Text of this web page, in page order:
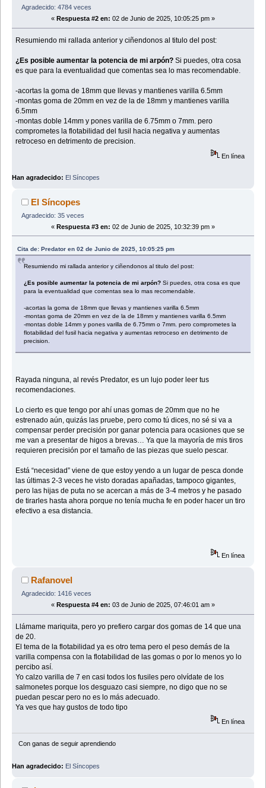
Agradecido: 4784 veces
« Respuesta #2 en: 02 de Junio de 2025, 10:05:25 pm »
Resumiendo mi rallada anterior y ciñendonos al titulo del post:
¿Es posible aumentar la potencia de mi arpón? Si puedes, otra cosa
es que para la eventualidad que comentas sea lo mas recomendable.
-acortas la goma de 18mm que llevas y mantienes varilla 6.5mm
-montas goma de 20mm en vez de la de 18mm y mantienes varilla
6.5mm
-montas doble 14mm y pones varilla de 6.75mm o 7mm. pero
comprometes la flotabilidad del fusil hacia negativa y aumentas
retroceso en detrimento de precision.
En línea
Han agradecido: El Síncopes
El Síncopes
Agradecido: 35 veces
« Respuesta #3 en: 02 de Junio de 2025, 10:32:39 pm »
Cita de: Predator en 02 de Junio de 2025, 10:05:25 pm
Resumiendo mi rallada anterior y ciñendonos al titulo del post:
¿Es posible aumentar la potencia de mi arpón? Si puedes, otra cosa es que
para la eventualidad que comentas sea lo mas recomendable.
-acortas la goma de 18mm que llevas y mantienes varilla 6.5mm
-montas goma de 20mm en vez de la de 18mm y mantienes varilla 6.5mm
-montas doble 14mm y pones varilla de 6.75mm o 7mm. pero comprometes la
flotabilidad del fusil hacia negativa y aumentas retroceso en detrimento de
precision.
Rayada ninguna, al revés Predator, es un lujo poder leer tus
recomendaciones.
Lo cierto es que tengo por ahí unas gomas de 20mm que no he
estrenado aún, quizás las pruebe, pero como tú dices, no sé si va a
compensar perder precisión por ganar potencia para ocasiones que se
me van a presentar de higos a brevas… Ya que la mayoría de mis tiros
requieren precisión por el tamaño de las piezas que suelo pescar.
Está “necesidad” viene de que estoy yendo a un lugar de pesca donde
las últimas 2-3 veces he visto doradas apañadas, tampoco gigantes,
pero las hijas de puta no se acercan a más de 3-4 metros y he pasado
de tirarles hasta ahora porque no tenía mucha fe en poder hacer un tiro
efectivo a esa distancia.
En línea
Rafanovel
Agradecido: 1416 veces
« Respuesta #4 en: 03 de Junio de 2025, 07:46:01 am »
Llámame mariquita, pero yo prefiero cargar dos gomas de 14 que una
de 20.
El tema de la flotabilidad ya es otro tema pero el peso demás de la
varilla compensa con la flotabilidad de las gomas o por lo menos yo lo
percibo así.
Yo calzo varilla de 7 en casi todos los fusiles pero olvídate de los
salmonetes porque los desguazo casi siempre, no digo que no se
puedan pescar pero no es lo más adecuado.
Ya ves que hay gustos de todo tipo
En línea
Con ganas de seguir aprendiendo
Han agradecido: El Síncopes